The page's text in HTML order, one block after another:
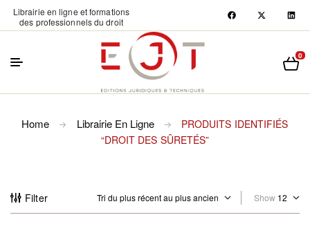
Librairie en ligne et formations
des professionnels du droit
0
Home Librairie En Ligne
PRODUITS IDENTIFIÉS
“DROIT DES SÛRETÉS”
Filter Show